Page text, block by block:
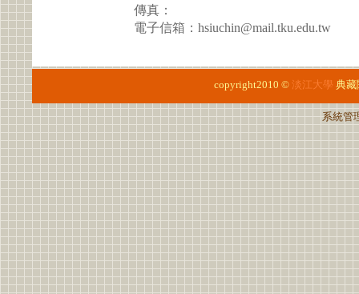
傳真：
電子信箱：hsiuchin@mail.tku.edu.tw
copyright2010 © 淡江大學 典藏
系統管